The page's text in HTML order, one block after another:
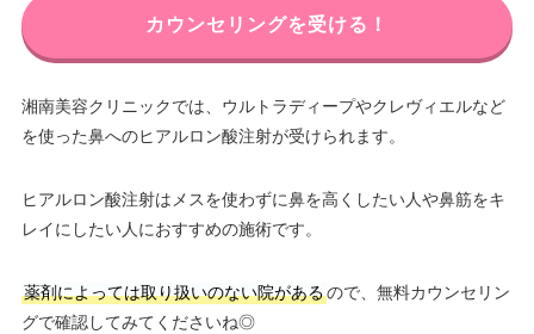
カウンセリングを受ける！
湘南美容クリニックでは、ウルトラディープやクレヴィエルなど
を使った鼻へのヒアルロン酸注射が受けられます。
ヒアルロン酸注射はメスを使わずに鼻を高くしたい人や鼻筋をキ
レイにしたい人におすすめの施術です。
薬剤によっては取り扱いのない院があるので、無料カウンセリン
グで確認してみてくださいね◎